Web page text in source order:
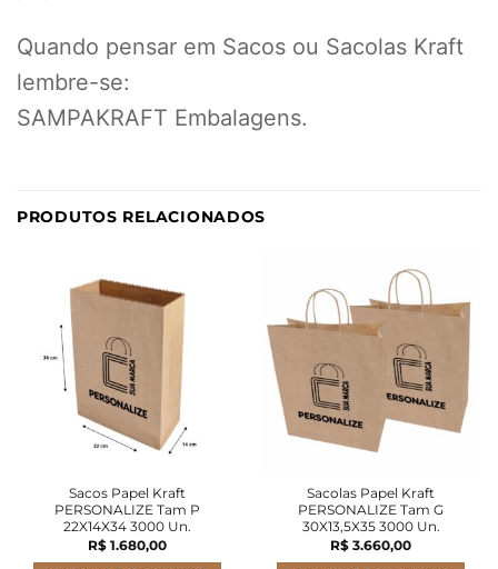
Quando pensar em Sacos ou Sacolas Kraft
lembre-se:
SAMPAKRAFT Embalagens.
PRODUTOS RELACIONADOS
Sacos Papel Kraft
PERSONALIZE Tam P
22X14X34 3000 Un.
R$ 1.680,00
Sacolas Papel Kraft
PERSONALIZE Tam G
30X13,5X35 3000 Un.
R$ 3.660,00